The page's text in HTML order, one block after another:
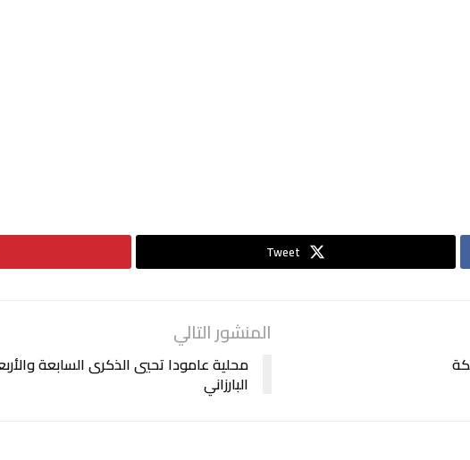
Tweet
المنشور التالي
محلية عامودا تحيي الذكرى السابعة
البارزاني